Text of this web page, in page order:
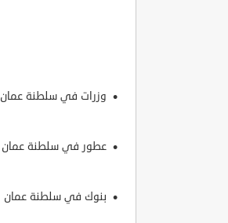
وزرات في سلطنة عمان
عطور في سلطنة عمان
بنوك في سلطنة عمان